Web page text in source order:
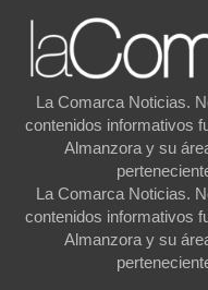
La Comarca Noticias.
contenidos informativos
Almanzora y su
La Comarca Noticias.
contenidos informativos
Almanzora y su